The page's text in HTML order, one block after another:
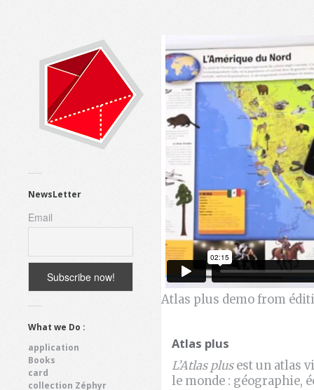
NewsLetter
Email
What we Do :
application
Books
card
collection Zéphyr
Atlas plus demo from
Atlas plus
L’Atlas plusest un atlas
le monde : géographie,